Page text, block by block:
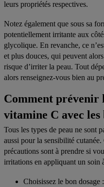
leurs propriétés respectives.
Notez également que sous sa
potentiellement irritante aux
glycolique. En revanche, ce
et plus douces, qui peuvent
risque d’irriter la peau. Tout
alors renseignez-vous bien au
Comment prévenir
vitamine C avec les
Tous les types de peau ne sont
aussi pour la sensibilité
précautions sont à prendre si
irritations en appliquant un soin
Choisissez le bon dosage